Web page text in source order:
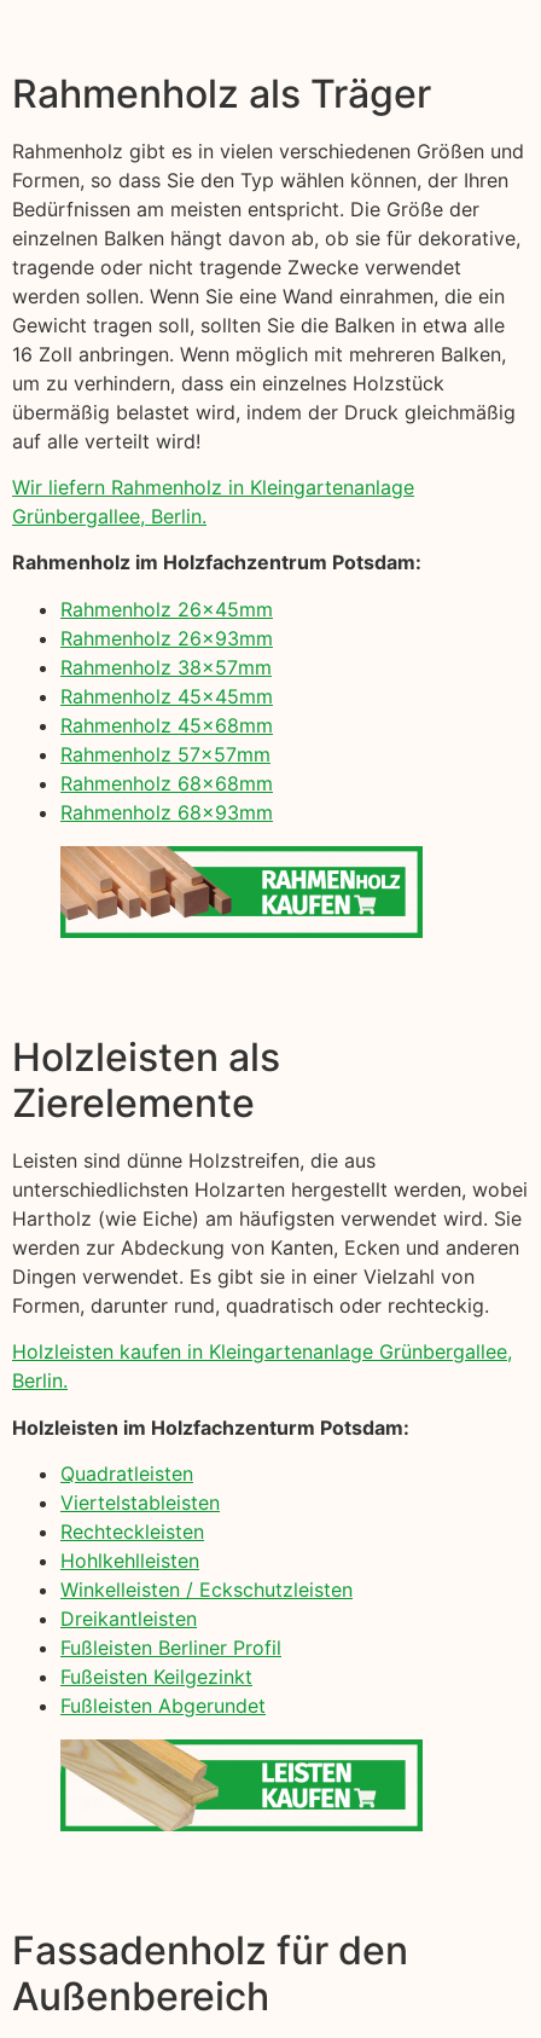
Rahmenholz als Träger
Rahmenholz gibt es in vielen verschiedenen Größen und
Formen, so dass Sie den Typ wählen können, der Ihren
Bedürfnissen am meisten entspricht. Die Größe der
einzelnen Balken hängt davon ab, ob sie für dekorative,
tragende oder nicht tragende Zwecke verwendet
werden sollen. Wenn Sie eine Wand einrahmen, die ein
Gewicht tragen soll, sollten Sie die Balken in etwa alle
16 Zoll anbringen. Wenn möglich mit mehreren Balken,
um zu verhindern, dass ein einzelnes Holzstück
übermäßig belastet wird, indem der Druck gleichmäßig
auf alle verteilt wird!
Wir liefern Rahmenholz in Kleingartenanlage
Grünbergallee, Berlin.
Rahmenholz im Holzfachzentrum Potsdam:
Rahmenholz 26x45mm
Rahmenholz 26x93mm
Rahmenholz 38x57mm
Rahmenholz 45x45mm
Rahmenholz 45x68mm
Rahmenholz 57x57mm
Rahmenholz 68x68mm
Rahmenholz 68x93mm
Holzleisten als
Zierelemente
Leisten sind dünne Holzstreifen, die aus
unterschiedlichsten Holzarten hergestellt werden, wobei
Hartholz (wie Eiche) am häufigsten verwendet wird. Sie
werden zur Abdeckung von Kanten, Ecken und anderen
Dingen verwendet. Es gibt sie in einer Vielzahl von
Formen, darunter rund, quadratisch oder rechteckig.
Holzleisten kaufen in Kleingartenanlage Grünbergallee,
Berlin.
Holzleisten im Holzfachzenturm Potsdam:
Quadratleisten
Viertelstableisten
Rechteckleisten
Hohlkehlleisten
Winkelleisten / Eckschutzleisten
Dreikantleisten
Fußleisten Berliner Profil
Fußeisten Keilgezinkt
Fußleisten Abgerundet
Fassadenholz für den
Außenbereich